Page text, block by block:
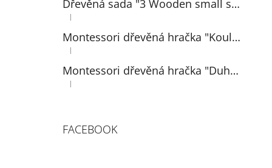
Dřevěná sada "3 Wooden small spoons" 14 cm
Hodnocení produktu je 5 z 5 hvězdiček.
|
Montessori dřevěná hračka "Koule na talířích"
Hodnocení produktu je 5 z 5 hvězdiček.
|
Montessori dřevěná hračka "Duhová: míčky v pohárech 3 cm"
Hodnocení produktu je 5 z 5 hvězdiček.
|
FACEBOOK